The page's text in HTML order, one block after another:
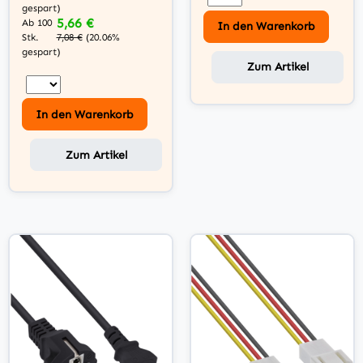
gespart)
Ab 100
Stk.
5,66 €
7,08 € (20.06%
gespart)
In den Warenkorb
Zum Artikel
In den Warenkorb
Zum Artikel